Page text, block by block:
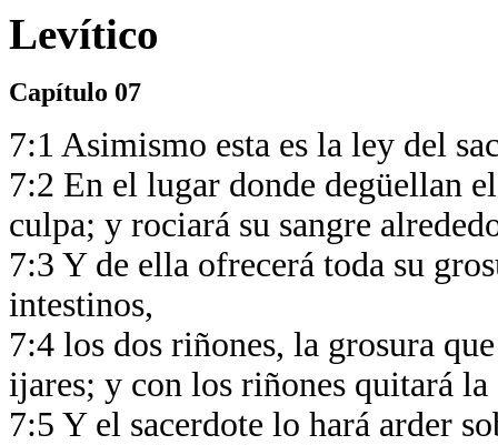
Levítico
Capítulo 07
7:1 Asimismo esta es la ley del
7:2 En el lugar donde degüellan
culpa; y rociará su sangre
7:3 Y de ella ofrecerá toda su
intestinos,
7:4 los dos riñones, la grosura
ijares; y con los riñones quitará
7:5 Y el sacerdote lo hará arder